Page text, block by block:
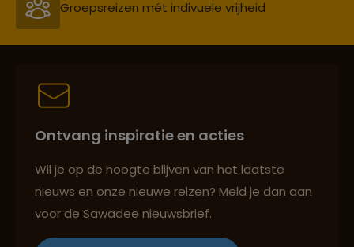
Groepsreizen mét indivuele vrijheid
Persoonlijk en deskundig reisadvies
Reizen met oog voor mens, cultuur en milieu
Ontvang inspiratie en acties
Wil je op de hoogte blijven van het laatste
nieuws en onze nieuwe reizen? Meld je dan aan
voor de Sawadee nieuwsbrief.